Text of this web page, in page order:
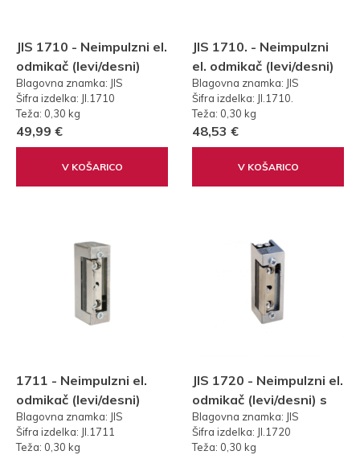
JIS 1710 - Neimpulzni el.
odmikač (levi/desni)
brez preklopa, 12V,
AC/DC
Blagovna znamka: JIS
Šifra izdelka: JI.1710
Teža: 0,30 kg
49,99 €
V KOŠARICO
JIS 1710. - Neimpulzni
el. odmikač (levi/desni)
brez preklopa, 12-24V,
AC/DC
Blagovna znamka: JIS
Šifra izdelka: JI.1710.
Teža: 0,30 kg
48,53 €
V KOŠARICO
1711 - Neimpulzni el.
odmikač (levi/desni)
brez preklopa, 12V, DC,
Protipožarni
Blagovna znamka: JIS
Šifra izdelka: JI.1711
Teža: 0,30 kg
JIS 1720 - Neimpulzni el.
odmikač (levi/desni) s
preklopom, 12V, AC/DC
Blagovna znamka: JIS
Šifra izdelka: JI.1720
Teža: 0,30 kg